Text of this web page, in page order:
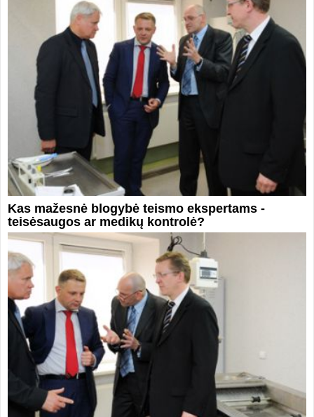
Kas mažesnė blogybė teismo ekspertams -
teisėsaugos ar medikų kontrolė?